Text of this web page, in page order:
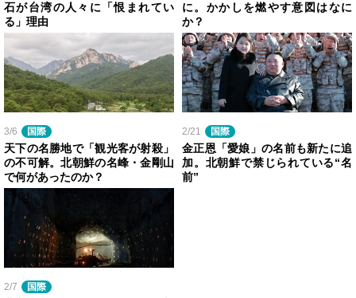
石が台湾の人々に「恨まれてい
る」理由
に。かかしを燃やす意図はなに
か？
3/6 国際
天下の名勝地で「観光客が射殺」
の不可解。北朝鮮の名峰・金剛山
で何があったのか？
2/21 国際
金正恩「愛娘」の名前も新たに追
加。北朝鮮で禁じられている“名
前”
2/7 国際